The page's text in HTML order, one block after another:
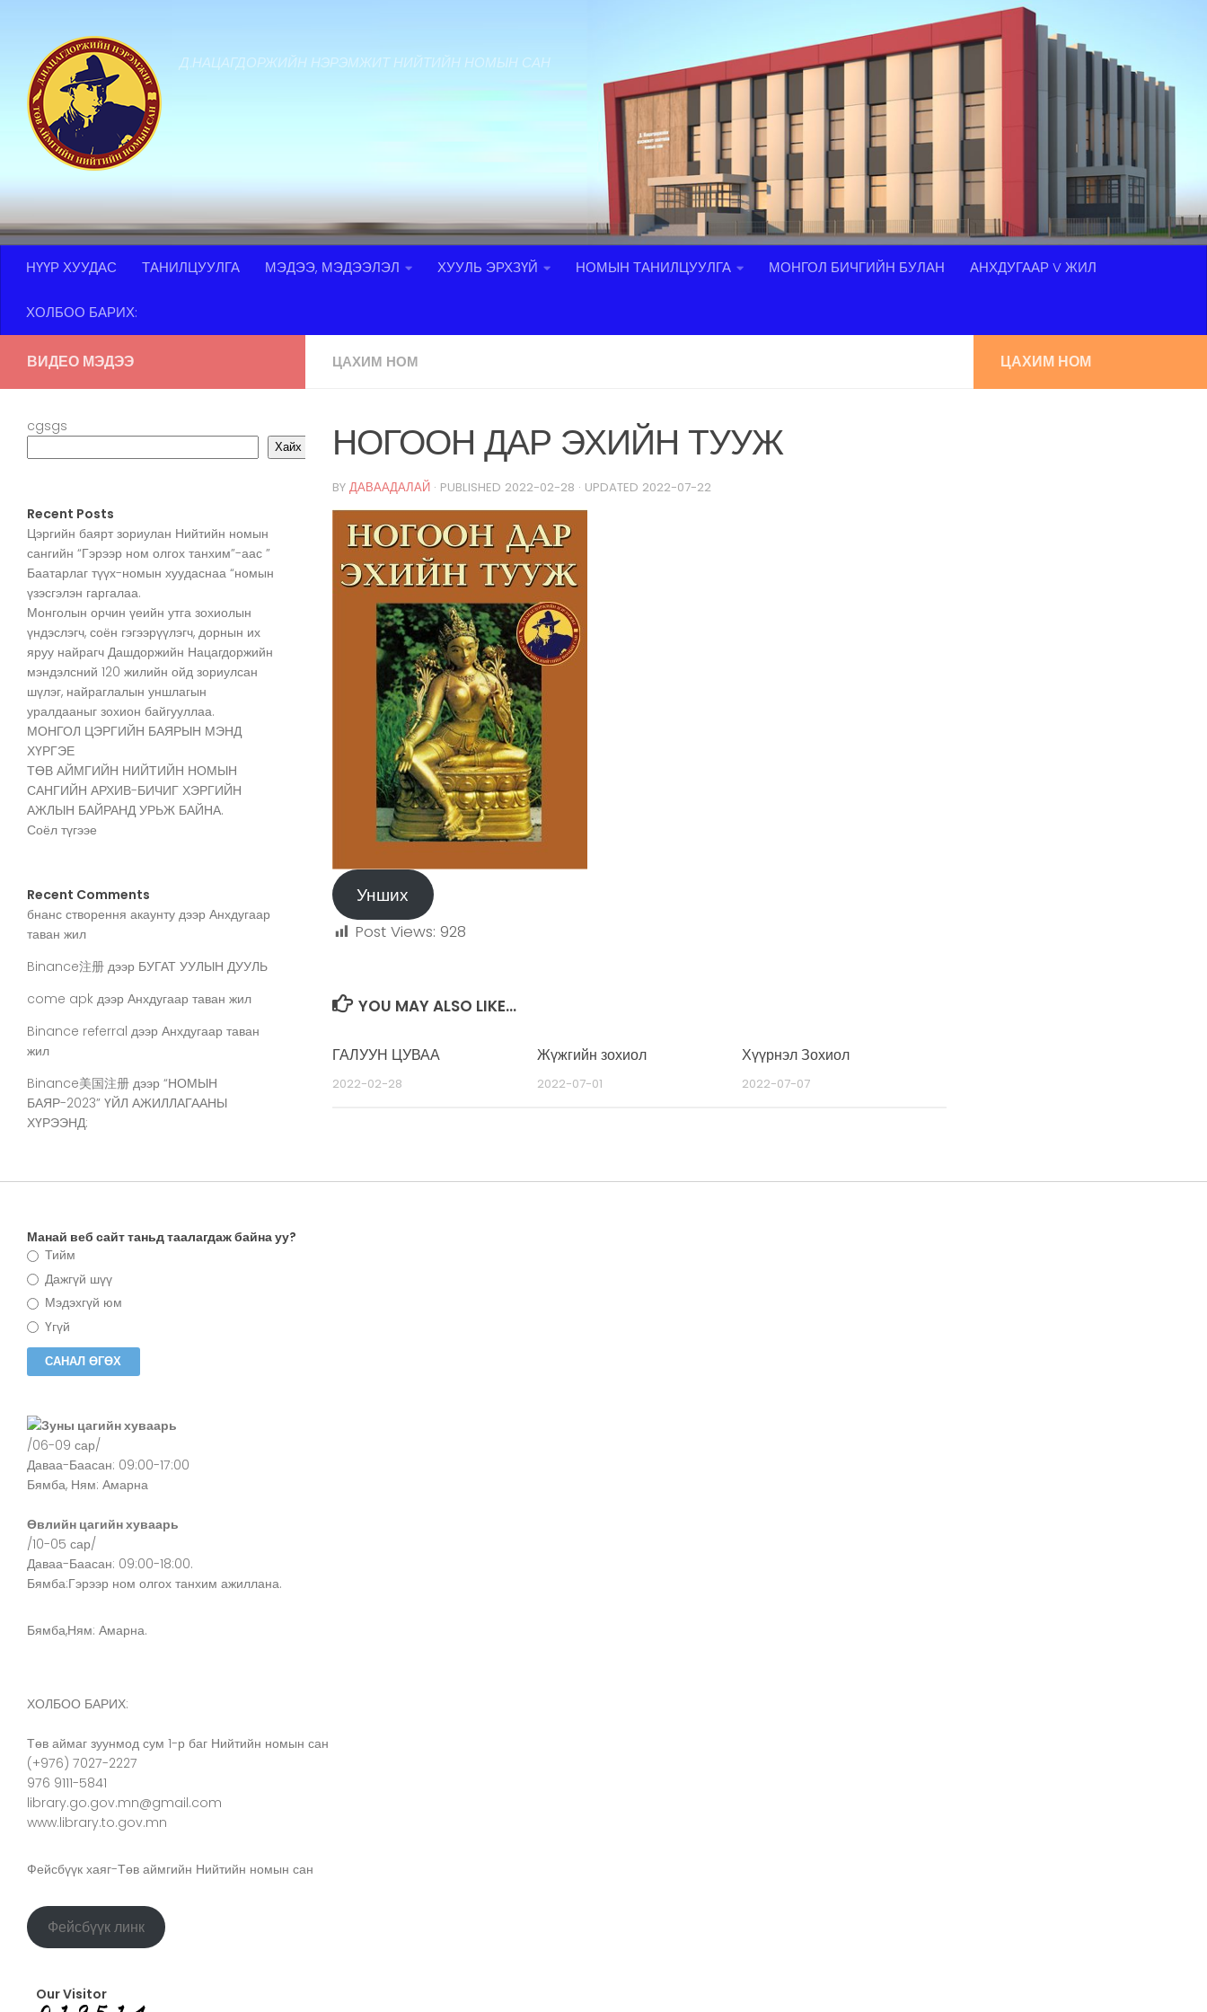
Д.НАЦАГДОРЖИЙН НЭРЭМЖИТ НИЙТИЙН НОМЫН САН
НҮҮР ХУУДАС ТАНИЛЦУУЛГА МЭДЭЭ, МЭДЭЭЛЭЛ ХУУЛЬ ЭРХЗҮЙ НОМЫН ТАНИЛЦУУЛГА МОНГОЛ БИЧГИЙН БУЛАН АНХДУГААР V ЖИЛ
ХОЛБОО БАРИХ:
ЦАХИМ НОМ
НОГООН ДАР ЭХИЙН ТУУЖ
BY ДАВААДАЛАЙ · PUBLISHED 2022-02-28 · UPDATED 2022-07-22
Унших
Post Views: 928
YOU MAY ALSO LIKE...
ГАЛУУН ЦУВАА
2022-02-28
Жүжгийн зохиол
2022-07-01
Хүүрнэл Зохиол
2022-07-07
ВИДЕО МЭДЭЭ
cgsgs
Хайх
Recent Posts
Цэргийн баярт зориулан Нийтийн номын
сангийн “Гэрээр ном олгох танхим”-аас ”
Баатарлаг түүх-номын хуудаснаа “номын
үзэсгэлэн гаргалаа.
Монголын орчин үеийн утга зохиолын
үндэслэгч, соён гэгээрүүлэгч, дорнын их
яруу найрагч Дашдоржийн Нацагдоржийн
мэндэлсний 120 жилийн ойд зориулсан
шүлэг, найраглалын уншлагын
уралдааныг зохион байгууллаа.
МОНГОЛ ЦЭРГИЙН БАЯРЫН МЭНД
ХҮРГЭЕ
ТӨВ АЙМГИЙН НИЙТИЙН НОМЫН
САНГИЙН АРХИВ-БИЧИГ ХЭРГИЙН
АЖЛЫН БАЙРАНД УРЬЖ БАЙНА.
Соёл түгээе
Recent Comments
бнанс створення акаунту дээр Анхдугаар
таван жил
Binance注册 дээр БУГАТ УУЛЫН ДУУЛЬ
come apk дээр Анхдугаар таван жил
Binance referral дээр Анхдугаар таван
жил
Binance美国注册 дээр “НОМЫН
БАЯР-2023” ҮЙЛ АЖИЛЛАГААНЫ
ХҮРЭЭНД:
ЦАХИМ НОМ
Манай веб сайт таньд таалагдаж байна уу?
Тийм
Дажгүй шүү
Мэдэхгүй юм
Үгүй
Зуны цагийн хуваарь
/06-09 сар/
Даваа-Баасан: 09:00-17:00
Бямба, Ням: Амарна
Өвлийн цагийн хуваарь
/10-05 сар/
Даваа-Баасан: 09:00-18:00.
Бямба:Гэрээр ном олгох танхим ажиллана.
Бямба,Ням: Амарна.
ХОЛБОО БАРИХ:
Төв аймаг зуунмод сум 1-р баг Нийтийн номын сан
(+976) 7027-2227
976 9111-5841
library.go.gov.mn@gmail.com
www.library.to.gov.mn
Фейсбүүк хаяг-Төв аймгийн Нийтийн номын сан
Фейсбүүк линк
Our Visitor